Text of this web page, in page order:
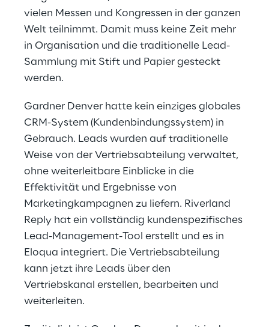
vielen Messen und Kongressen in der ganzen
Welt teilnimmt. Damit muss keine Zeit mehr
in Organisation und die traditionelle Lead-
Sammlung mit Stift und Papier gesteckt
werden.
Gardner Denver hatte kein einziges globales
CRM-System (Kundenbindungssystem) in
Gebrauch. Leads wurden auf traditionelle
Weise von der Vertriebsabteilung verwaltet,
ohne weiterleitbare Einblicke in die
Effektivität und Ergebnisse von
Marketingkampagnen zu liefern. Riverland
Reply hat ein vollständig kundenspezifisches
Lead-Management-Tool erstellt und es in
Eloqua integriert. Die Vertriebsabteilung
kann jetzt ihre Leads über den
Vertriebskanal erstellen, bearbeiten und
weiterleiten.